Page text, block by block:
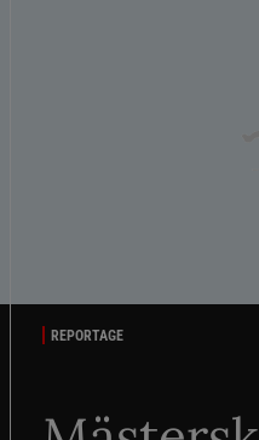
REPORTAGE